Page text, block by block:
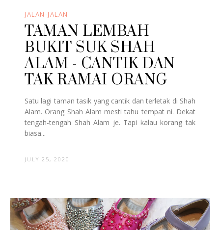
JALAN-JALAN
TAMAN LEMBAH
BUKIT SUK SHAH
ALAM - CANTIK DAN
TAK RAMAI ORANG
Satu lagi taman tasik yang cantik dan terletak di Shah
Alam. Orang Shah Alam mesti tahu tempat ni. Dekat
tengah-tengah Shah Alam je. Tapi kalau korang tak
biasa...
JULY 25, 2020